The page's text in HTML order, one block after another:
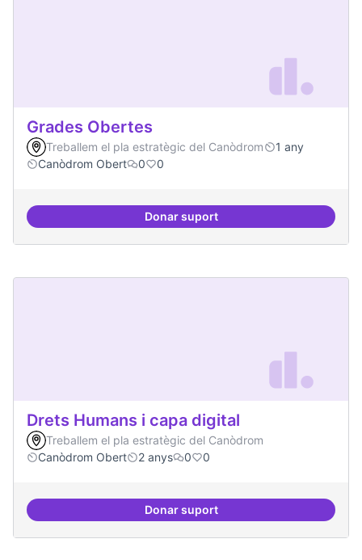
Grades Obertes
Treballem el pla estratègic del Canòdrom
1 any
Canòdrom Obert
0 0
Donar suportGrades Obertes
Drets Humans i capa digital
Treballem el pla estratègic del Canòdrom
Canòdrom Obert
2 anys 0 0
Donar suportDrets Humans i capa digital